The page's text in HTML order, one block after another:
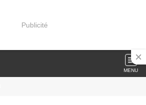
Publicité
MENU